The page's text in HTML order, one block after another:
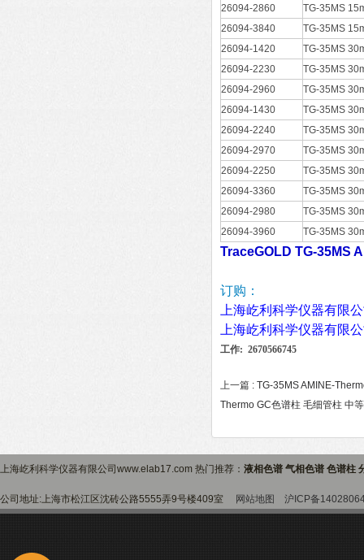
26094-2860
TG-35MS
26094-3840
TG-35MS
26094-1420
TG-35MS
26094-2230
TG-35MS
26094-2960
TG-35MS
26094-1430
TG-35MS
26094-2240
TG-35MS
26094-2970
TG-35MS
26094-2250
TG-35MS
26094-3360
TG-35MS
26094-2980
TG-35MS
26094-3960
TG-35MS
TraceGOLD TG-35MS
订购：
上海屹利科学仪器有限
上海屹利科学仪器有限
工作: 2670566745
上一篇 : TG-35MS AMINE-
Thermo GC色谱柱 毛细管柱 中
上海屹利科学仪器有限公司www.elab17.com 热门推荐： 液相色谱 气相色谱 色谱柱
公司地址:上海市松江区沈砖公路5555弄9号楼409室 网站地图 沪ICP备